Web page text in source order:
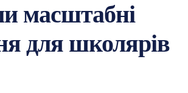
масштабні
для школярів